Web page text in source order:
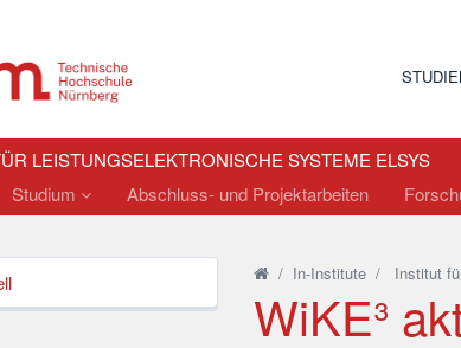
LEISTUNGSELEKTRONISCHE SYSTEME ELSYS
Studium Abschluss- und Projektarbeiten
/ In-Institute/ Institut
WiKE³